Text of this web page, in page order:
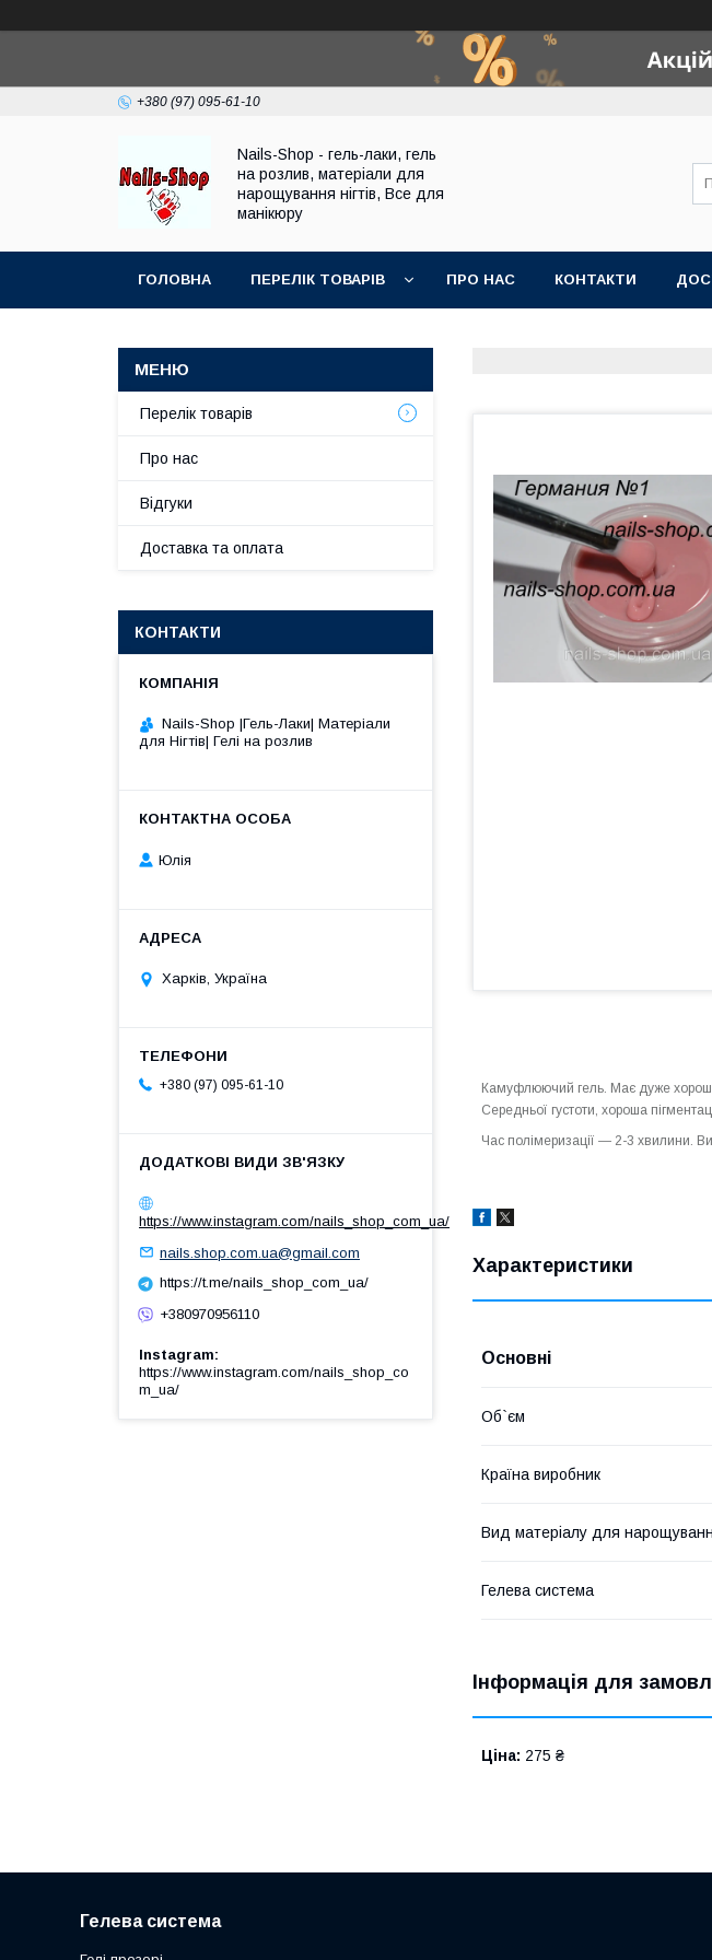
+380 (97) 095-61-10
Nails-Shop - гель-лаки, гель
на розлив, матеріали для
нарощування нігтів, Все для
манікюру
ГОЛОВНА ПЕРЕЛІК ТОВАРІВ ПРО НАС КОНТАКТИ
Камуфлюючий гель. Має дуже
Середньої густоти, хороша
Час полімеризації ― 2-3 хвилини.
Характеристики
Основні
Об`єм
Країна виробник
Вид матеріалу для
Гелева система
Інформація для
Ціна: 275 ₴
Перелік товарів
Про нас
Відгуки
Доставка та оплата
КОНТАКТИ
Nails-Shop |Гель-Лаки| Матеріали
для Нігтів| Гелі на розлив
Юлія
Харків, Україна
+380 (97) 095-61-10
https://www.instagram.com/nails_shop_com_ua/
nails.shop.com.ua@gmail.com
https://t.me/nails_shop_com_ua/
+380970956110
Instagram
https://www.instagram.com/nails_shop_co
m_ua/
Гелева система